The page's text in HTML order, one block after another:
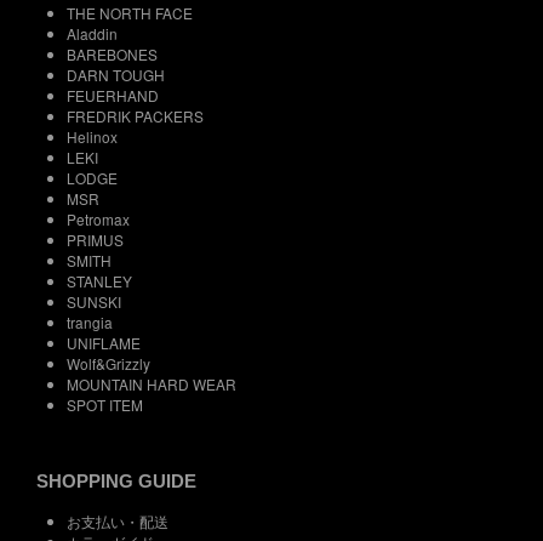
THE NORTH FACE
Aladdin
BAREBONES
DARN TOUGH
FEUERHAND
FREDRIK PACKERS
Helinox
LEKI
LODGE
MSR
Petromax
PRIMUS
SMITH
STANLEY
SUNSKI
trangia
UNIFLAME
Wolf&Grizzly
MOUNTAIN HARD WEAR
SPOT ITEM
SHOPPING GUIDE
お支払い・配送